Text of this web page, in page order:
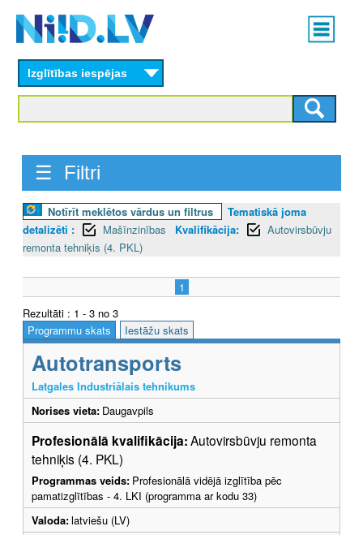
content
Main
menu
Izglītības iespējas
☰ Filtri
Notīrīt meklētos vārdus un filtrus
Tematiskā joma
detalizēti :
Mašīnzinības Kvalifikācija:
Autovirsbūvju
remonta tehniķis (4. PKL)
1
Rezultāti : 1 - 3 no 3
Programmu skats
Iestāžu skats
Autotransports
Latgales Industriālais tehnikums
Norises vieta: Daugavpils
Profesionālā kvalifikācija:Autovirsbūvju remonta
tehniķis (4. PKL)
Programmas veids: Profesionālā vidējā izglītība pēc
pamatizglītības - 4. LKI (programma ar kodu 33)
Valoda:latviešu (LV)